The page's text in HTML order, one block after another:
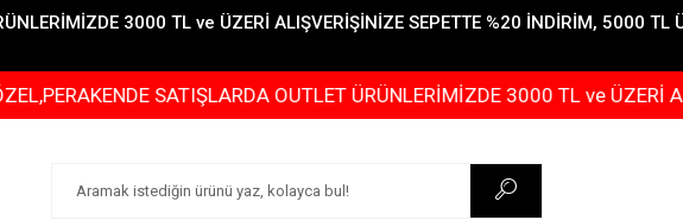
3000 TL ve ÜZERİ ALIŞVERİŞİNİZE SEPETTE %20 İNDİRİM, 5000 TL
SATIŞLARDA OUTLET ÜRÜNLERİMİZDE 3000 TL ve ÜZERİ